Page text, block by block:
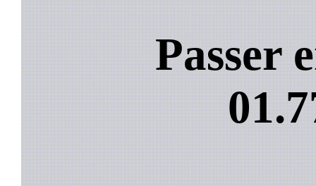
Passer